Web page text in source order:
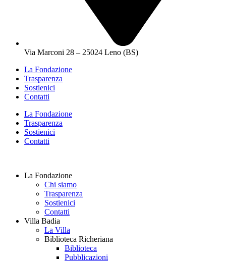
Via Marconi 28 – 25024 Leno (BS)
La Fondazione
Trasparenza
Sostienici
Contatti
La Fondazione
Trasparenza
Sostienici
Contatti
La Fondazione
Chi siamo
Trasparenza
Sostienici
Contatti
Villa Badia
La Villa
Biblioteca Richeriana
Biblioteca
Pubblicazioni